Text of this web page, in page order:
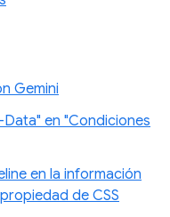
Gemini
Data" en "Condiciones
en la información
de CSS